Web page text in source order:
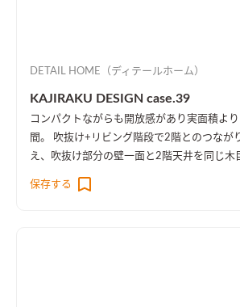
DETAIL HOME（ディテールホーム）
KAJIRAKU DESIGN case.39
コンパクトながらも開放感があり実面積よ
間。 吹抜け+リビング階段で2階とのつながりを持たせたのに加
え、吹抜け部分の壁一面と2階天井を同じ木
より、1階・2階の一体感を演出しました。 趣味のピアノ室は、
楽譜を整理する本棚を壁一面に設け、屋外
保存する